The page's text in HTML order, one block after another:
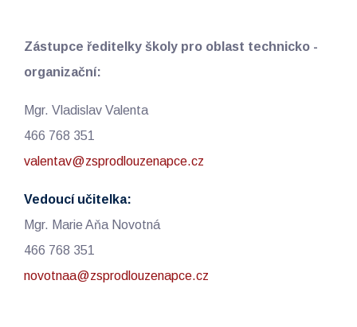
Zástupce ředitelky školy pro oblast technicko -
organizační:
Mgr. Vladislav Valenta
466 768 351
valentav@zsprodlouzenapce.cz
Vedoucí učitelka:
Mgr. Marie Aňa Novotná
466 768 351
novotnaa@zsprodlouzenapce.cz